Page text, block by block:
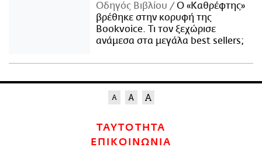
Οδηγός Βιβλίου
Ο «Καθρέφτης»
βρέθηκε στην κορυφή της
Bookvoice. Τι τον ξεχώρισε
ανάμεσα στα μεγάλα best sellers;
ΤΑΥΤΟΤΗΤΑ
ΕΠΙΚΟΙΝΩΝΙΑ